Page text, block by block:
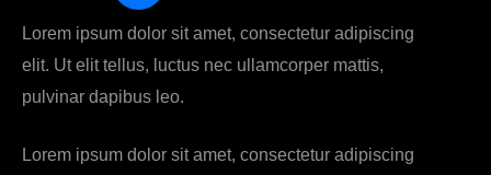
Lorem ipsum dolor sit amet, consectetur adipiscing
elit. Ut elit tellus, luctus nec ullamcorper mattis,
pulvinar dapibus leo.
Lorem ipsum dolor sit amet, consectetur adipiscing